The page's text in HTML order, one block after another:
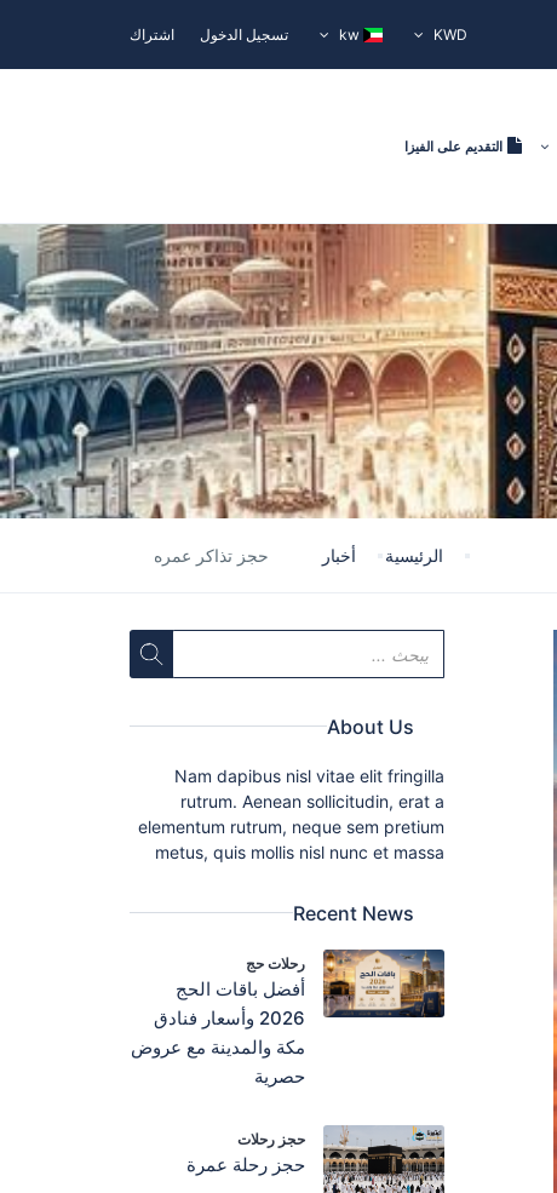
KWD تسجيل الدخول اشتراك
التقديم على الفيزا
الرئيسية أخبار حجز تذاكر عمره
About Us
Nam dapibus nisl vitae elit fringilla
rutrum. Aenean sollicitudin, erat a
elementum rutrum, neque sem pretium
metus, quis mollis nisl nunc et massa
Recent News
رحلات حج
أفضل باقات الحج
2026 وأسعار فنادق
مكة والمدينة مع عروض
حصرية
حجز رحلات
حجز رحلة عمرة